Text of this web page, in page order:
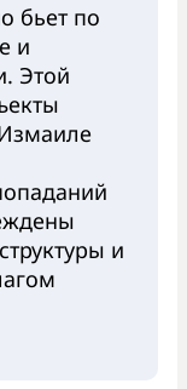
бьет по
и
Этой
и